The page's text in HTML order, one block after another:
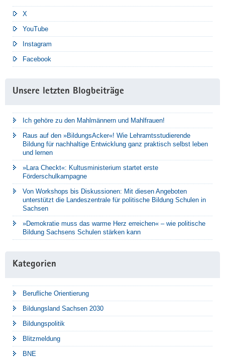
X
YouTube
Instagram
Facebook
Unsere letzten Blogbeiträge
Ich gehöre zu den Mahlmännern und Mahlfrauen!
Raus auf den »BildungsAcker«! Wie Lehramtsstudierende
Bildung für nachhaltige Entwicklung ganz praktisch selbst leben
und lernen
»Lara Checkt«: Kultusministerium startet erste
Förderschulkampagne
Von Workshops bis Diskussionen: Mit diesen Angeboten
unterstützt die Landeszentrale für politische Bildung Schulen in
Sachsen
»Demokratie muss das warme Herz erreichen« – wie politische
Bildung Sachsens Schulen stärken kann
Kategorien
Berufliche Orientierung
Bildungsland Sachsen 2030
Bildungspolitik
Blitzmeldung
BNE